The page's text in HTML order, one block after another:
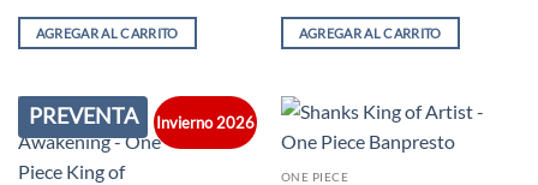
AGREGAR AL CARRITO AGREGAR AL CARRITO
PREVENTA Invierno 2026
ONE PIECE